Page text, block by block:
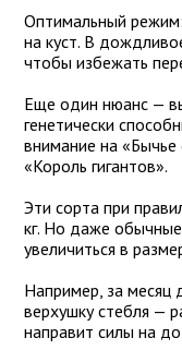
Оптимальный
на куст. В
чтобы избежать
Еще один нюанс —
генетически
внимание на
«Король гигантов».
Эти сорта при
кг. Но даже
увеличиться в
Например, за месяц
верхушку стебля —
направит силы на